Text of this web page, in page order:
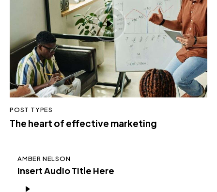
POST TYPES
The heart of effective marketing
AMBER NELSON
Insert Audio Title Here